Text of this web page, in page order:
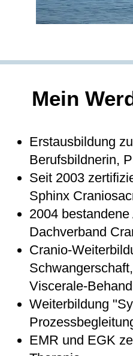
Mein
Erstausbildung
Berufsbildnerin,
Seit 2003
Sphinx
2004
Dachverband
Cranio-
Viscerale-
Weiterbildung
EMR und EGK